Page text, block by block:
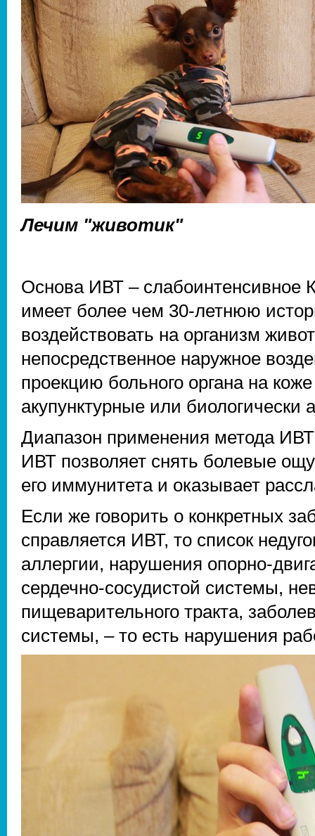
Лечим "животик"
Основа ИВТ – слабоинтенсивное
имеет более чем 30-летнюю
воздействовать на организм
непосредственное наружное
проекцию больного органа на
акупунктурные или биологически
Диапазон применения метода
ИВТ позволяет снять болевые
его иммунитета и оказывает
Если же говорить о конкретных
справляется ИВТ, то список
аллергии, нарушения опорно-
сердечно-сосудистой системы,
пищеварительного тракта,
системы, – то есть нарушения